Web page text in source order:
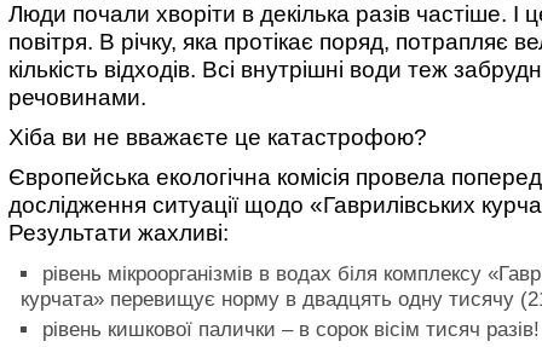
Люди почали хворіти в декілька разів частіше. І
повітря. В річку, яка протікає поряд, потрапляє
кількість відходів. Всі внутрішні води теж
речовинами.
Хіба ви не вважаєте це катастрофою?
Європейська екологічна комісія провела
дослідження ситуації щодо «Гаврилівських
Результати жахливі:
рівень мікроорганізмів в водах біля комплексу
курчата» перевищує норму в двадцять одну тисячу
рівень кишкової палички – в сорок вісім тисяч